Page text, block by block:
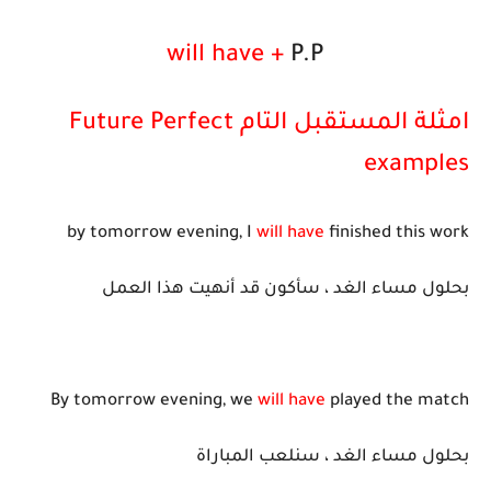
will have + P.P
امثلة المستقبل التام Future Perfect
examples
by tomorrow evening, I will have finished this work
بحلول مساء الغد ، سأكون قد أنهيت هذا العمل
By tomorrow evening, we will have played the match
بحلول مساء الغد ، سنلعب المباراة